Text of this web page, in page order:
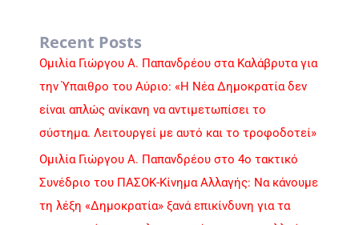
Recent Posts
Ομιλία Γιώργου Α. Παπανδρέου στα Καλάβρυτα για
την Ύπαιθρο του Αύριο: «Η Νέα Δημοκρατία δεν
είναι απλώς ανίκανη να αντιμετωπίσει το
σύστημα. Λειτουργεί με αυτό και το τροφοδοτεί»
Ομιλία Γιώργου Α. Παπανδρέου στο 4ο τακτικό
Συνέδριο του ΠΑΣΟΚ-Κίνημα Αλλαγής: Να κάνουμε
τη λέξη «Δημοκρατία» ξανά επικίνδυνη για τα